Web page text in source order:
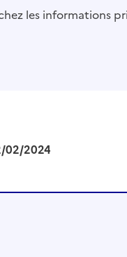
les informations
02/2024